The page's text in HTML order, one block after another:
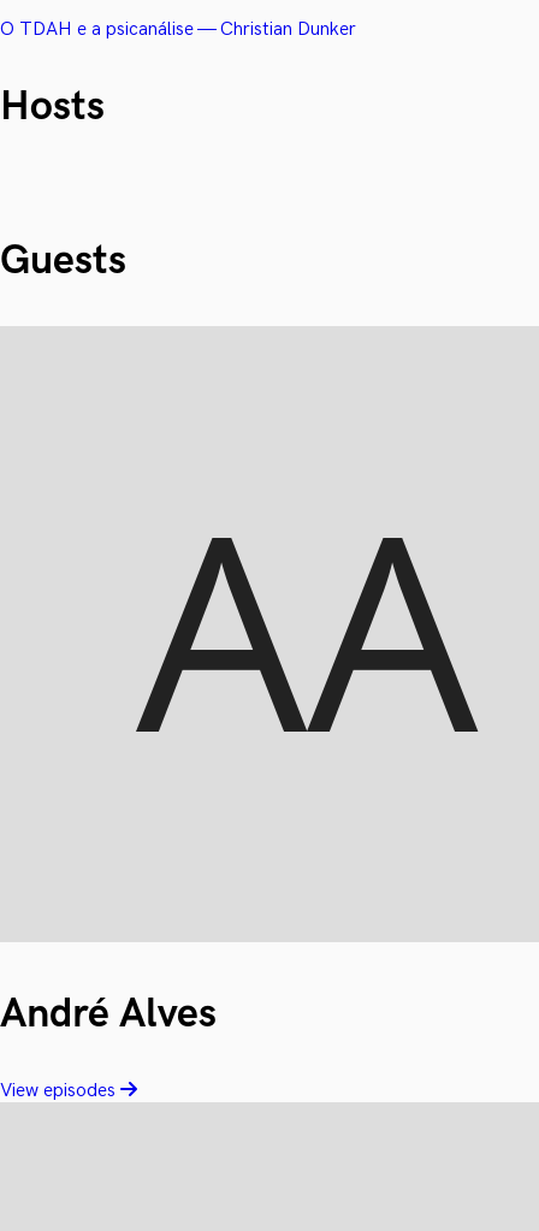
O TDAH e a psicanálise — Christian Dunker
Hosts
Guests
André Alves
View episodes